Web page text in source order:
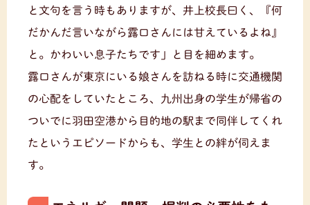
と文句を言う時もありますが、井上校長曰く、『何
だかんだ言いながら露口さんには甘えているよね』
と。かわいい息子たちです」と目を細めます。
露口さんが東京にいる娘さんを訪ねる時に交通機関
の心配をしていたところ、九州出身の学生が帰省の
ついでに羽田空港から目的地の駅まで同伴してくれ
たというエピソードからも、学生との絆が伺えま
す。